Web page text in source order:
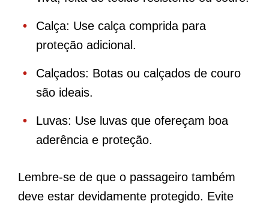
Calça: Use calça comprida para
proteção adicional.
Calçados: Botas ou calçados de couro
são ideais.
Luvas: Use luvas que ofereçam boa
aderência e proteção.
Lembre-se de que o passageiro também
deve estar devidamente protegido. Evite